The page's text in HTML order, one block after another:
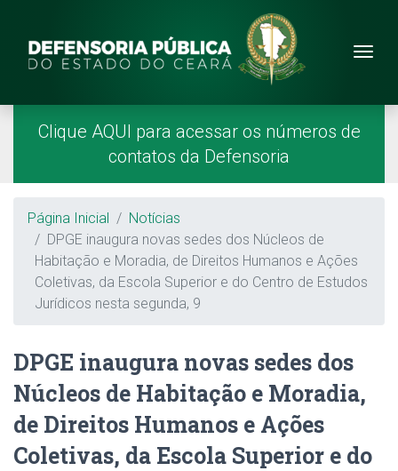
Site da Defensoria
Menu Principal
Página Inicial
Clique AQUI para acessar os números de
contatos da Defensoria
Breadcrumb
Página Inicial
Notícias
DPGE inaugura novas sedes dos Núcleos de
Habitação e Moradia, de Direitos Humanos e Ações
Coletivas, da Escola Superior e do Centro de Estudos
Jurídicos nesta segunda, 9
DPGE inaugura novas sedes dos
Núcleos de Habitação e Moradia,
de Direitos Humanos e Ações
Coletivas, da Escola Superior e do